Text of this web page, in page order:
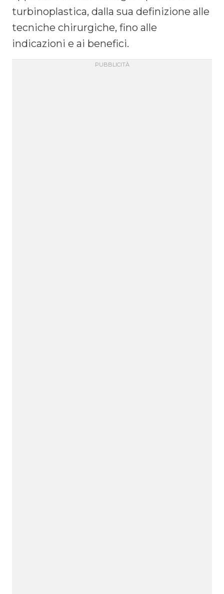
turbinoplastica, dalla sua definizione alle
tecniche chirurgiche, fino alle
indicazioni e ai benefici.